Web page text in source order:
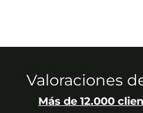
Valoraciones
Más de 12.000